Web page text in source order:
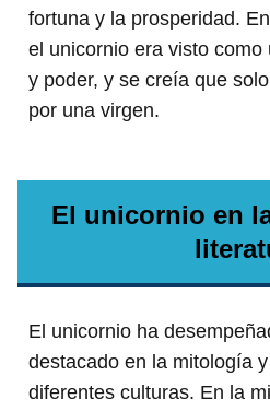
fortuna y la prosperidad.
el unicornio era visto
y poder, y se creía que
por una virgen.
El unicornio en
El unicornio ha
destacado en la mitología
diferentes culturas. En la